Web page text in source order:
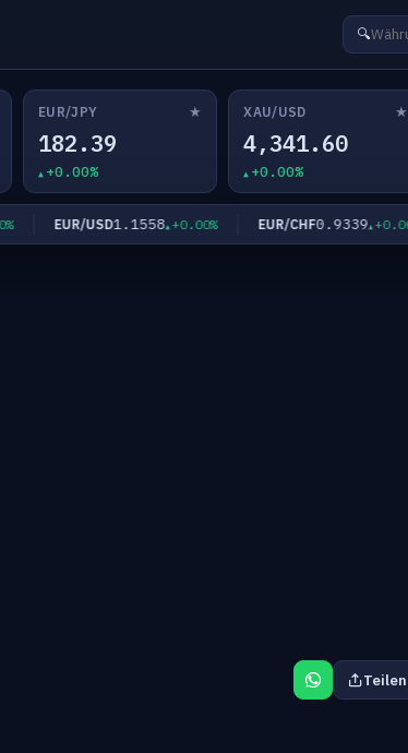
🔍
EUR/JPY ★
182.39
+0.00%
XAU/USD ★
4,341.60
+0.00%
EUR/USD1.1558 +0.00% EUR/CHF0.9339 +0.00%
Teilen